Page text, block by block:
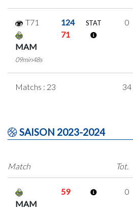
T71 124
MAM
71
09min48s
STAT 0
Matchs : 23 34
SAISON 2023-2024
Match
Tot.
MAM
59 0